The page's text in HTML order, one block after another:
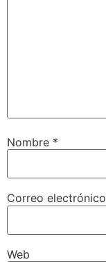
Nombre *
Correo electrónico
Web